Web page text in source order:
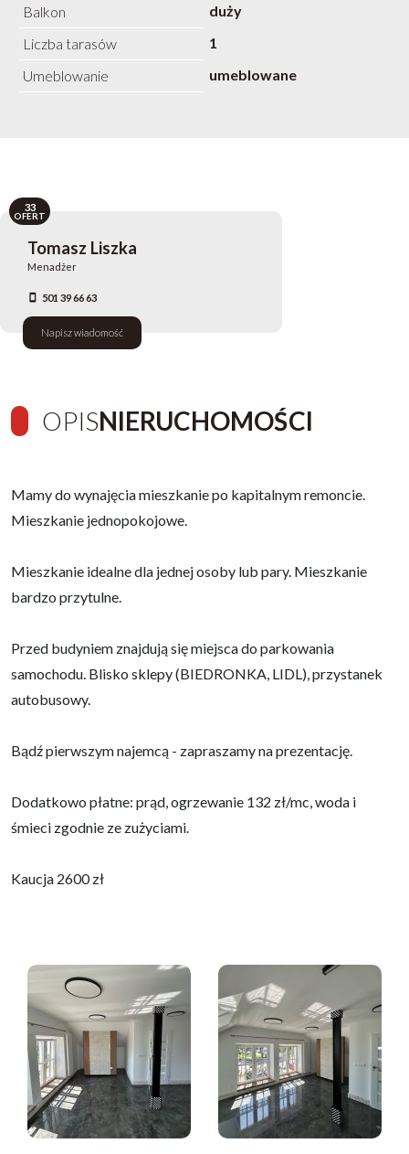
Balkon
duży
Liczba tarasów
1
Umeblowanie
umeblowane
Tomasz Liszka
Menadżer
501 39 66 63
Napisz wiadomość
33
OFERT
OPISNIERUCHOMOŚCI
Mamy do wynajęcia mieszkanie po kapitalnym remoncie.
Mieszkanie jednopokojowe.
Mieszkanie idealne dla jednej osoby lub pary. Mieszkanie
bardzo przytulne.
Przed budyniem znajdują się miejsca do parkowania
samochodu. Blisko sklepy (BIEDRONKA, LIDL), przystanek
autobusowy.
Bądź pierwszym najemcą - zapraszamy na prezentację.
Dodatkowo płatne: prąd, ogrzewanie 132 zł/mc, woda i
śmieci zgodnie ze zużyciami.
Kaucja 2600 zł